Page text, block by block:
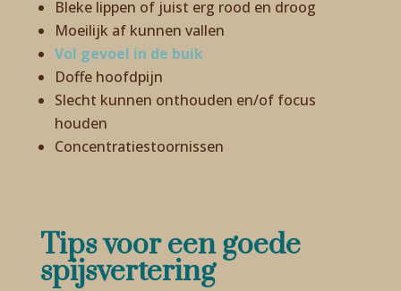
Bleke lippen of juist erg rood en droog
Moeilijk af kunnen vallen
Vol gevoel in de buik
Doffe hoofdpijn
Slecht kunnen onthouden en/of focus
houden
Concentratiestoornissen
Tips voor een goede
spijsvertering